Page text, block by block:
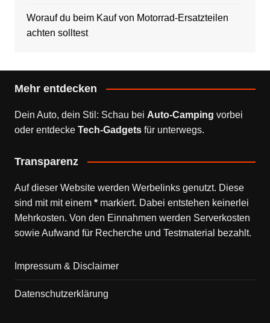
Worauf du beim Kauf von Motorrad-Ersatzteilen
achten solltest
Mehr entdecken
Dein Auto, dein Stil: Schau bei Auto-Camping vorbei
oder entdecke Tech-Gadgetsfür unterwegs.
Transparenz
Auf dieser Website werden Werbelinks genutzt. Diese
sind mit mit einem *markiert. Dabei entstehen keinerlei
Mehrkosten. Von den Einnahmen werden Serverkosten
sowie Aufwand für Recherche und Testmaterial bezahlt.
Impressum & Disclaimer
Datenschutzerklärung